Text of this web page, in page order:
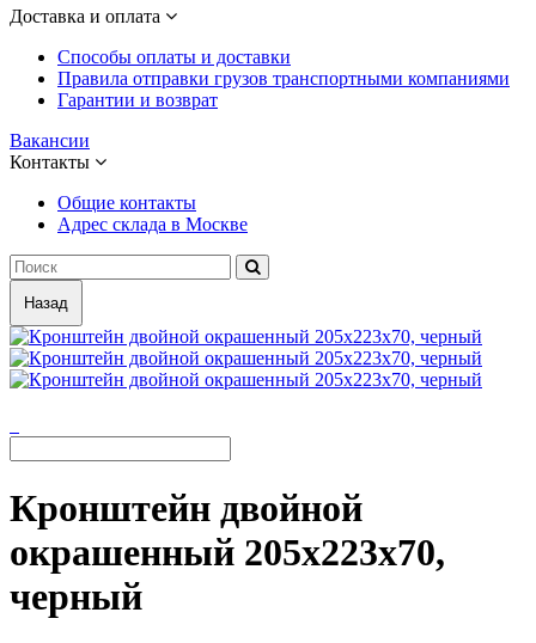
Доставка и оплата
Способы оплаты и доставки
Правила отправки грузов транспортными компаниями
Гарантии и возврат
Вакансии
Контакты
Общие контакты
Адрес склада в Москве
Назад
Кронштейн двойной
окрашенный 205х223х70,
черный